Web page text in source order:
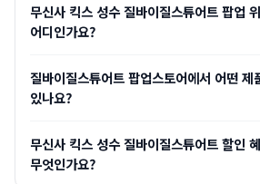
무신사 킥스 성수 질바이질스튜어트 팝업
어디인가요?
질바이질스튜어트 팝업스토어에서 어떤 제
있나요?
무신사 킥스 성수 질바이질스튜어트 할인
무엇인가요?